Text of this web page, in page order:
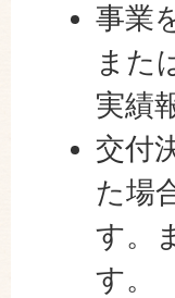
事業
また
実績
交付
た場
す。
す。